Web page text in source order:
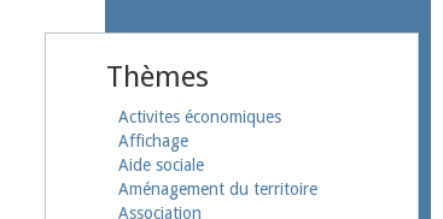
Thèmes
Activites économiques
Affichage
Aide sociale
Aménagement du territoire
Association